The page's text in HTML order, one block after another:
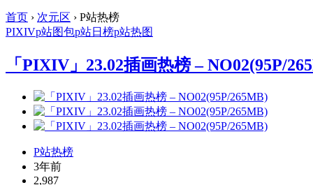
首页 › 次元区 › P站热榜
PIXIVp站图包p站日榜p站热图
「PIXIV」23.02插画热榜 – NO02(95P/
P站热榜
3年前
2,987